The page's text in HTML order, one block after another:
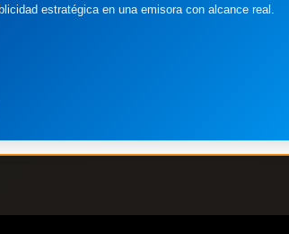
estratégica en una emisora con alcance real.